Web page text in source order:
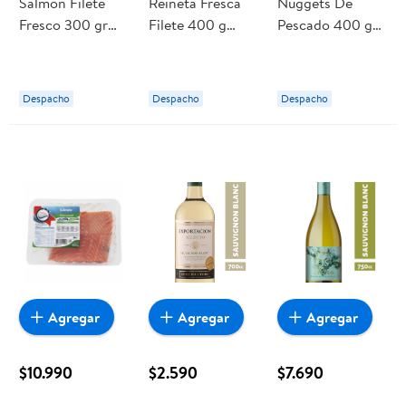
Fresco 300 gr
Despacho
Filete 400 g
Despacho
Pescado 400 g
Despacho
$10.990
Agregar
$2.590
Agregar
$7.690
Agregar